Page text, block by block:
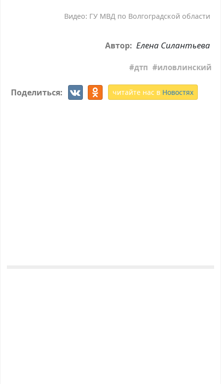
Видео: ГУ МВД по Волгоградской области
Автор: Елена Силантьева
дтп иловлинский
Поделиться: читайте нас в Новостях